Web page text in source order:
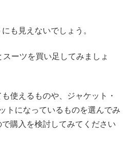
も見えないでしょう。
ーツを買い足してみましょ
使えるものや、ジャケット・
トになっているものを選んでみ
購入を検討してみてください